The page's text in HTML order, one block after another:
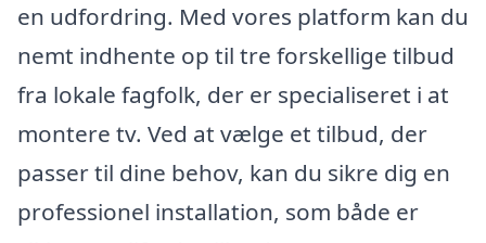
en udfordring. Med vores platform kan du
nemt indhente op til tre forskellige tilbud
fra lokale fagfolk, der er specialiseret i at
montere tv. Ved at vælge et tilbud, der
passer til dine behov, kan du sikre dig en
professionel installation, som både er